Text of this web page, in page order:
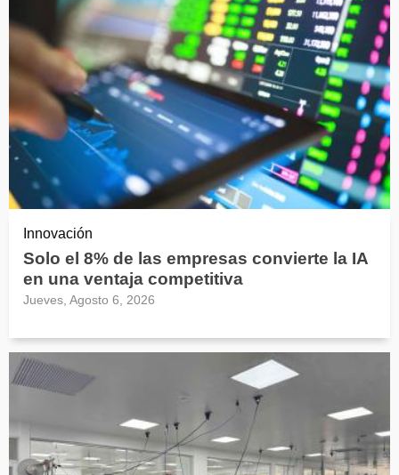
Innovación
Solo el 8% de las empresas convierte la IA
en una ventaja competitiva
Jueves, Agosto 6, 2026